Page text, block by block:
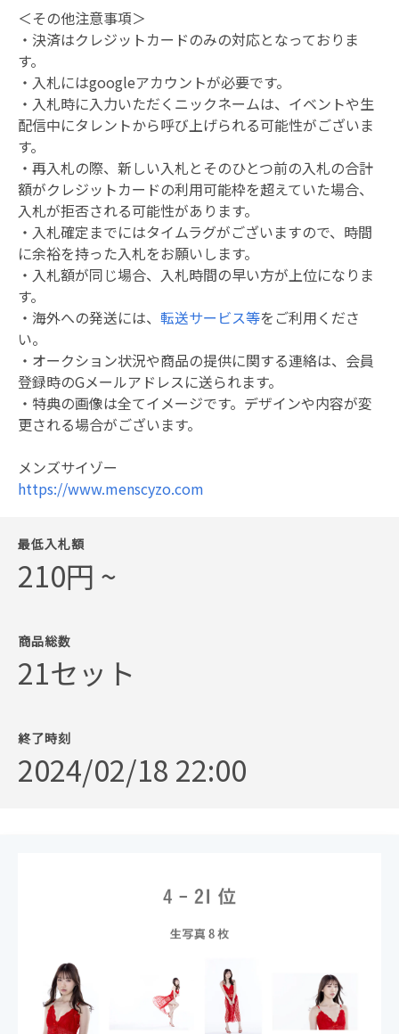
＜その他注意事項＞
・決済はクレジットカードのみの対応となっておりま
す。
・入札にはgoogleアカウントが必要です。
・入札時に入力いただくニックネームは、イベントや生
配信中にタレントから呼び上げられる可能性がございま
す。
・再入札の際、新しい入札とそのひとつ前の入札の合計
額がクレジットカードの利用可能枠を超えていた場合、
入札が拒否される可能性があります。
・入札確定までにはタイムラグがございますので、時間
に余裕を持った入札をお願いします。
・入札額が同じ場合、入札時間の早い方が上位になりま
す。
・海外への発送には、 転送サービス等をご利用くださ
い。
・オークション状況や商品の提供に関する連絡は、会員
登録時のGメールアドレスに送られます。
・特典の画像は全てイメージです。デザインや内容が変
更される場合がございます。
メンズサイゾー
https://www.menscyzo.com
最低入札額
210円 ~
商品総数
21セット
終了時刻
2024/02/18 22:00